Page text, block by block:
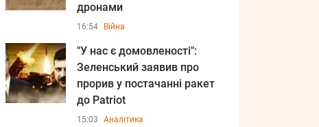
дронами
16:54 Війна
"У нас є домовленості":
Зеленський заявив про
прорив у постачанні ракет
до Patriot
15:03 Аналітика